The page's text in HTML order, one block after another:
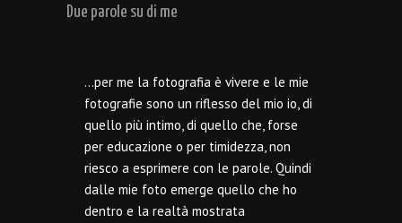
Due parole su di me
…per me la fotografia è vivere e le mie
fotografie sono un riflesso del mio io, di
quello più intimo, di quello che, forse
per educazione o per timidezza, non
riesco a esprimere con le parole. Quindi
dalle mie foto emerge quello che ho
dentro e la realtà mostrata